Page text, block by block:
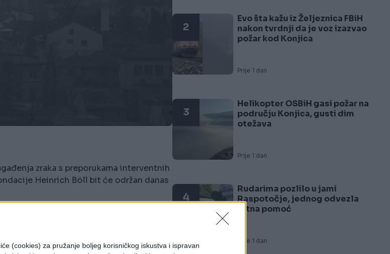
(cookies) za pružanje boljeg korisničkog iskustva i ispravan
zraka s preporukama interventnih
Heinrich Böll bit će održan danas
zagađenja zraka s
Udruženja "Eko akcija" i
2
Evo šta kažu iz Željeznica FBiH
nakon tvrdnji da je voz izazvao
požar kod Konjica
Prije 1 dan
3
Helikopter OSBiH gasi požar na
području Konjica, gusti dim
otežava
Prije 1 dan
4
Rudarima pozlilo u jami
Raspotočje, jednog odvezla
Hitna pomoć
Prije 1 dan